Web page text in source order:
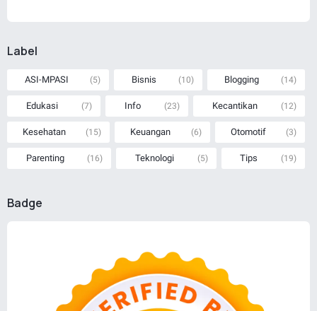
Label
ASI-MPASI (5) Bisnis (10) Blogging (14)
Edukasi (7) Info (23) Kecantikan (12)
Kesehatan (15) Keuangan (6) Otomotif (3)
Parenting (16) Teknologi (5) Tips (19)
Badge